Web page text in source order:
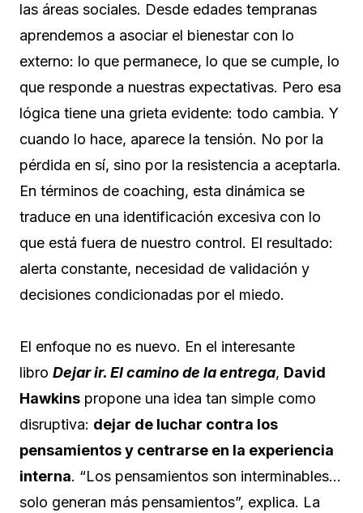
las áreas sociales. Desde edades tempranas
aprendemos a asociar el bienestar con lo
externo: lo que permanece, lo que se cumple, lo
que responde a nuestras expectativas. Pero esa
lógica tiene una grieta evidente: todo cambia. Y
cuando lo hace, aparece la tensión. No por la
pérdida en sí, sino por la resistencia a aceptarla.
En términos de coaching, esta dinámica se
traduce en una identificación excesiva con lo
que está fuera de nuestro control. El resultado:
alerta constante, necesidad de validación y
decisiones condicionadas por el miedo.
El enfoque no es nuevo. En el interesante
libro Dejar ir. El camino de la entrega, David
Hawkins propone una idea tan simple como
disruptiva: dejar de luchar contra los
pensamientos y centrarse en la experiencia
interna. “Los pensamientos son interminables…
solo generan más pensamientos”, explica. La